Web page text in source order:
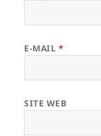
E-MAIL *
SITE WEB